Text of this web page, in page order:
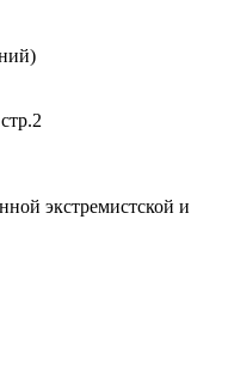
экстремистской и